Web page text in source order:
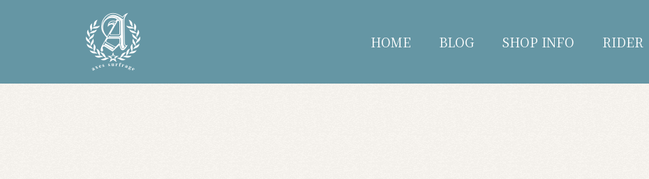
HOME BLOG SHOP INFO RIDER